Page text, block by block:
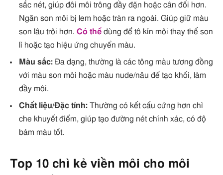
sắc nét, giúp đôi môi trông đầy đặn hoặc cân đối hơn.
Ngăn son môi bị lem hoặc tràn ra ngoài. Giúp giữ màu
son lâu trôi hơn. Có thể dùng để tô kín môi thay thế son
lì hoặc tạo hiệu ứng chuyển màu.
Màu sắc: Đa dạng, thường là các tông màu tương đồng
với màu son môi hoặc màu nude/nâu để tạo khối, làm
đầy môi.
Chất liệu/Đặc tính: Thường có kết cấu cứng hơn chì
che khuyết điểm, giúp tạo đường nét chính xác, có độ
bám màu tốt.
Top 10 chì kẻ viền môi cho môi